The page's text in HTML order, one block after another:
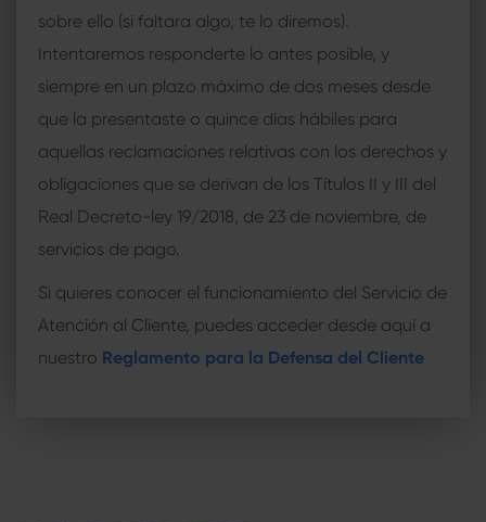
sobre ello (si faltara algo, te lo diremos).
Intentaremos responderte lo antes posible, y
siempre en un plazo máximo de dos meses desde
que la presentaste o quince días hábiles para
aquellas reclamaciones relativas con los derechos y
obligaciones que se derivan de los Títulos II y III del
Real Decreto-ley 19/2018, de 23 de noviembre, de
servicios de pago.
Si quieres conocer el funcionamiento del Servicio de
Atención al Cliente, puedes acceder desde aquí a
nuestro Reglamento para la Defensa del Cliente